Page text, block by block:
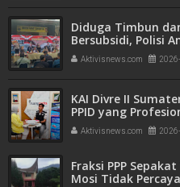
Diduga Timbun
Bersubsidi, Polisi
1.350 Liter BBM
Aktivisnews.com
KAI Divre II
PPID yang
untuk
Aktivisnews.com
Fraksi PPP
Mosi Tidak